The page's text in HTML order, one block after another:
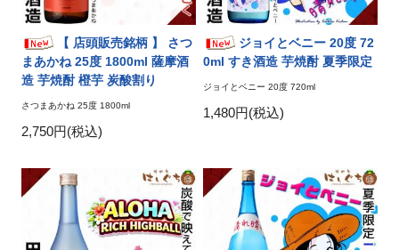
【 店頭販売銘柄 】 さつ
まあかね 25度 1800ml 薩摩酒
造 芋焼酎 橙芋 炭酸割り
さつまあかね 25度 1800ml
2,750円(税込)
ジョイとベニー 20度 72
0ml すき酒造 芋焼酎 夏季限定
ジョイとベニー 20度 720ml
1,480円(税込)